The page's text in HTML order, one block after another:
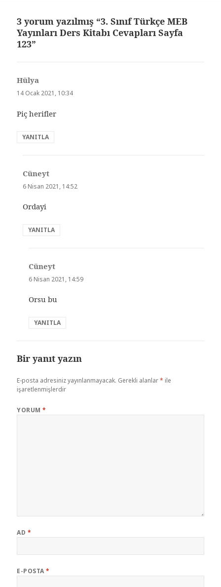
3 yorum yazılmış “3. Sınıf Türkçe MEB
Yayınları Ders Kitabı Cevapları Sayfa
123”
Hülya
ki:
14 Ocak 2021, 10:34
Piç herifler
YANITLA
Cüneyt
ki:
6 Nisan 2021, 14:52
Ordayi
YANITLA
Cüneyt
ki:
6 Nisan 2021, 14:59
Orsu bu
YANITLA
Bir yanıt yazın
E-posta adresiniz yayınlanmayacak. Gerekli alanlar* ile
işaretlenmişlerdir
YORUM*
AD *
E-POSTA*